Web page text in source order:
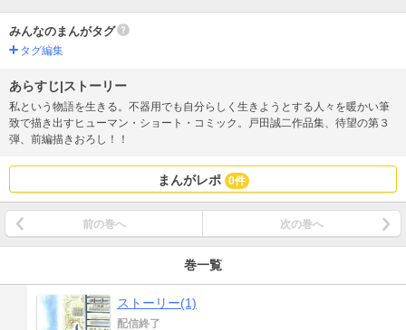
みんなのまんがタグ
タグ編集
あらすじ|ストーリー
私という物語を生きる。不器用でも自分らしく生きようとする人々を暖かい筆
致で描き出すヒューマン・ショート・コミック。戸田誠二作品集、待望の第３
弾、前編描きおろし！！
まんがレポ 0件
前の巻へ 次の巻へ
巻一覧
ストーリー(1)
配信終了